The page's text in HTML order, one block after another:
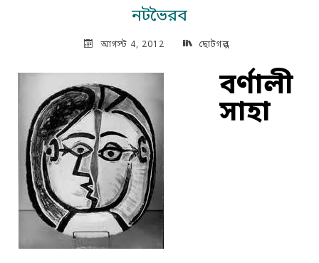
নটভৈরব
আগস্ট 4, 2012 ছোটগল্প
বর্ণালী
সাহা